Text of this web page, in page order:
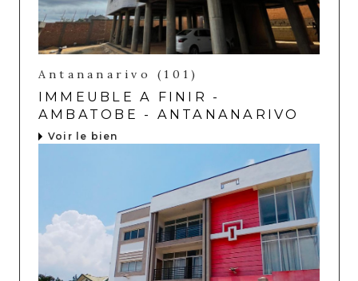
Antananarivo (101)
IMMEUBLE A FINIR -
AMBATOBE - ANTANANARIVO
Voir le bien